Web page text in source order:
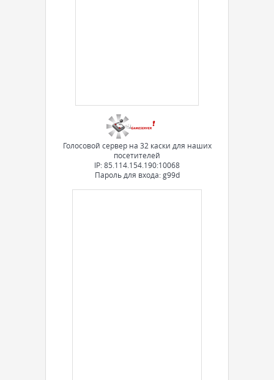
Голосовой сервер на 32 каски для наших
посетителей
IP: 85.114.154.190:10068
Пароль для входа: g99d